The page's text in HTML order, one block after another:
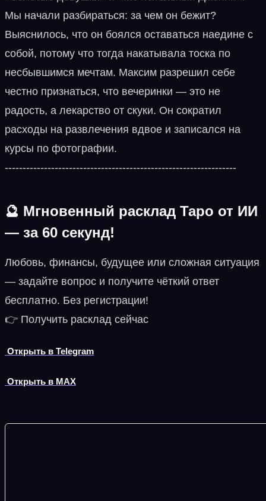
Мы начали разбираться: за чем он бежит?
Выяснилось, что он боялся оставаться наедине с
собой, потому что тогда накатывала тоска по
несбывшимся мечтам. Максим разрешил себе
честно признаться, что вечеринки — это не
радость, а лекарство от скуки. Он сократил
расходы на развлечения вдвое и записался на
курсы по фотографии.
-----------------------------------------------------------------
🔮 Мгновенный расклад Таро от ИИ
— за 60 секунд!
Любовь, финансы, будущее или сложная ситуация
— задайте вопрос и получите чёткий ответ
бесплатно. Без регистрации!
👉 Получить расклад сейчас
Открыть в Telegram
Открыть в MAX